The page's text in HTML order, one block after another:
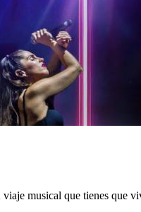
musical que tienes